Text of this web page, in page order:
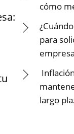
cómo
para
largo